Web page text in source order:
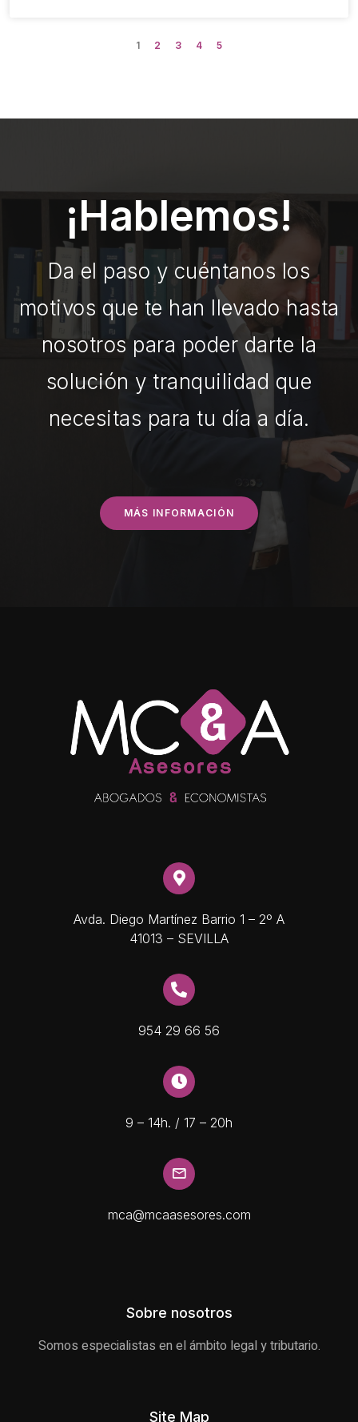
1 2 3 4 5
¡Hablemos!
Da el paso y cuéntanos los
motivos que te han llevado hasta
nosotros para poder darte la
solución y tranquilidad que
necesitas para tu día a día.
MÁS INFORMACIÓN
Avda. Diego Martínez Barrio 1 – 2º A
41013 – SEVILLA
954 29 66 56
9 – 14h. / 17 – 20h
mca@mcaasesores.com
Sobre nosotros
Somos especialistas en el ámbito legal y tributario.
Site Map